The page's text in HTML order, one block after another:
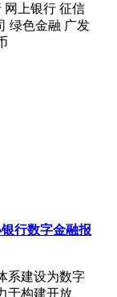
网上银行 征信
绿色金融 广发
行数字金融报
系建设为数字
构建开放、